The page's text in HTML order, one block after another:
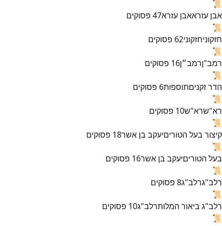
📜
אבן עזראאבן עזרא47 פסוקים
📜
חזקוניחזקוני62 פסוקים
📜
רמב"ןרמב״ן16 פסוקים
📜
הדר זקניםתוספות6 פסוקים
📜
רא"שרא"ש10 פסוקים
📜
קיצור בעל הטוריםיעקב בן אשר18 פסוקים
📜
בעל הטוריםיעקב בן אשר16 פסוקים
📜
רלב"גרלב"ג8 פסוקים
📜
רלב"ג ביאור המלותרלב"ג10 פסוקים
📜